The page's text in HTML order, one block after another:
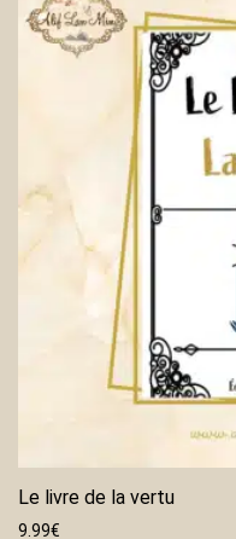
Le livre de la vertu
9.99€